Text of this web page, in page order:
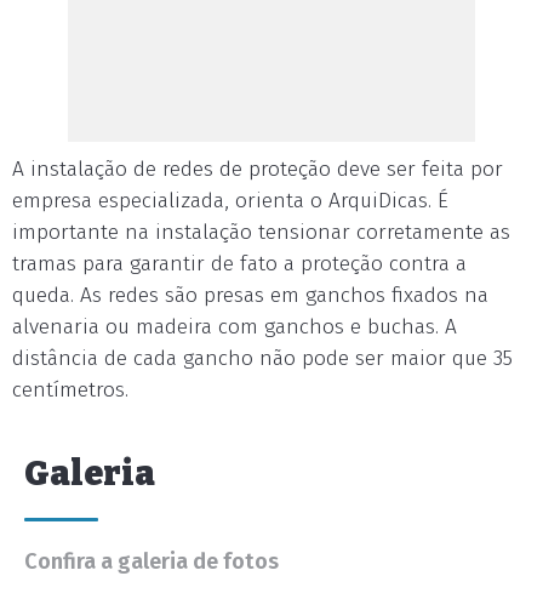
A instalação de redes de proteção deve ser feita por
empresa especializada, orienta o ArquiDicas. É
importante na instalação tensionar corretamente as
tramas para garantir de fato a proteção contra a
queda. As redes são presas em ganchos fixados na
alvenaria ou madeira com ganchos e buchas. A
distância de cada gancho não pode ser maior que 35
centímetros.
Galeria
Confira a galeria de fotos